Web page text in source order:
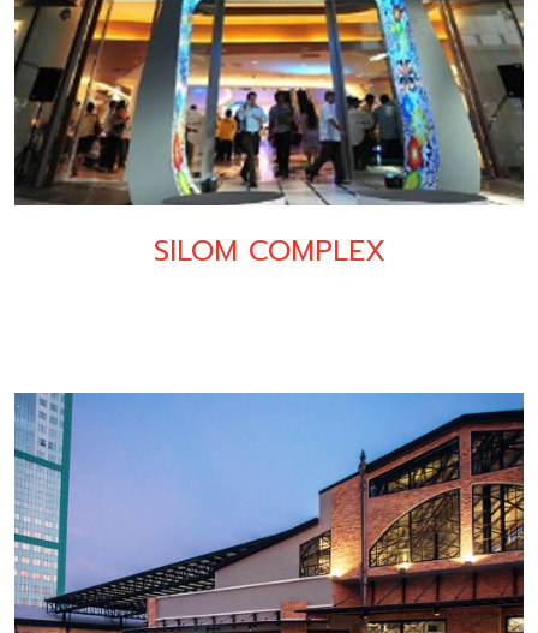
SILOM COMPLEX